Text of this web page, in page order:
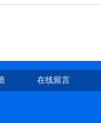
在线留言